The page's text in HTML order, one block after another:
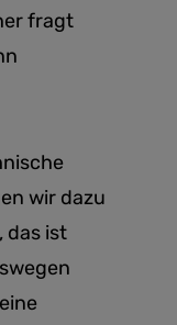
fragt
wir dazu
das ist